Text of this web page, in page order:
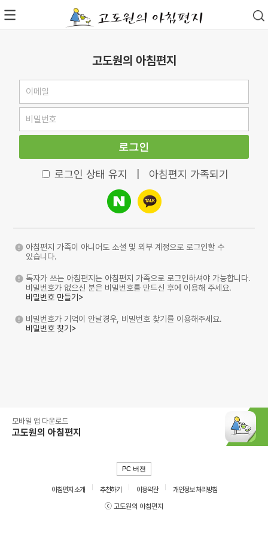
고도원의 아침편지
로그인
로그인 상태 유지 아침편지 가족되기
아침편지 가족이 아니어도 소셜 및 외부 계정으로 로그인할 수
있습니다.
독자가 쓰는 아침편지는 아침편지 가족으로 로그인하셔야 가능합니다.
비밀번호가 없으신 분은 비밀번호를 만드신 후에 이용해 주세요.
비밀번호 만들기>
비밀번호가 기억이 안날경우, 비밀번호 찾기를 이용해주세요.
비밀번호 찾기>
모바일 앱 다운로드
고도원의 아침편지
PC 버전
아침편지 소개 추천하기 이용약관
개인정보 처리방침
ⓒ 고도원의 아침편지